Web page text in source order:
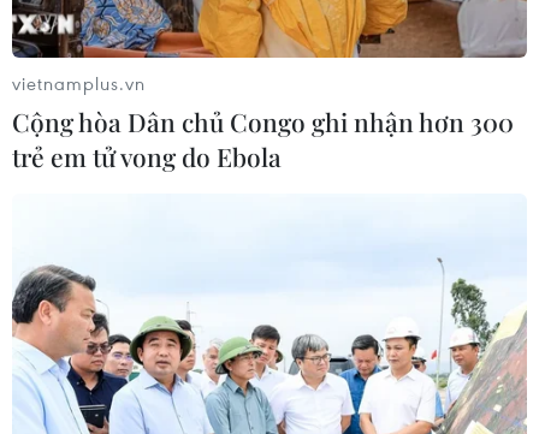
vietnamplus.vn
Cộng hòa Dân chủ Congo ghi nhận hơn 300
trẻ em tử vong do Ebola